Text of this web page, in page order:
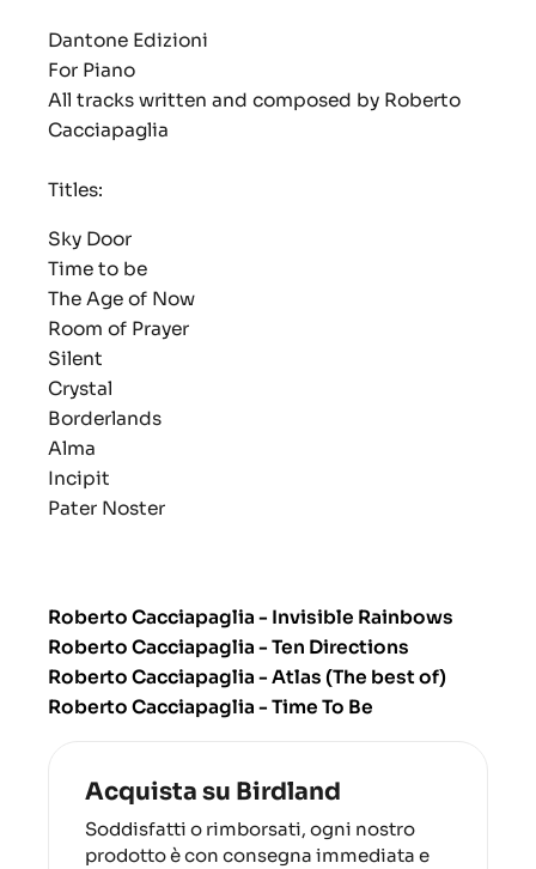
Dantone Edizioni
For Piano
All tracks written and composed by Roberto
Cacciapaglia
Titles:
Sky Door
Time to be
The Age of Now
Room of Prayer
Silent
Crystal
Borderlands
Alma
Incipit
Pater Noster
Roberto Cacciapaglia - Invisible Rainbows
Roberto Cacciapaglia - Ten Directions
Roberto Cacciapaglia - Atlas (The best of)
Roberto Cacciapaglia - Time To Be
Acquista su Birdland
Soddisfatti o rimborsati, ogni nostro
prodotto è con consegna immediata e